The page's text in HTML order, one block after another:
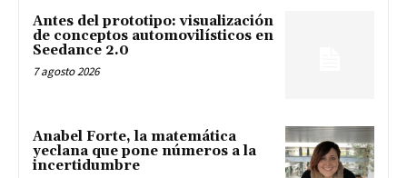
Antes del prototipo: visualización
de conceptos automovilísticos en
Seedance 2.0
7 agosto 2026
Anabel Forte, la matemática
yeclana que pone números a la
incertidumbre